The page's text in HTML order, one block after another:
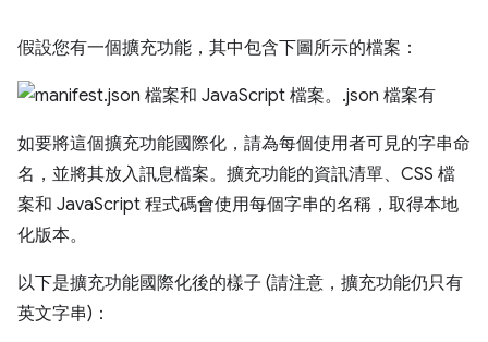
假設您有一個擴充功能，其中包含下圖所示的檔案：
如要將這個擴充功能國際化，請為每個使用者可見的字串命
名，並將其放入訊息檔案。擴充功能的資訊清單、CSS 檔
案和 JavaScript 程式碼會使用每個字串的名稱，取得本地
化版本。
以下是擴充功能國際化後的樣子 (請注意，擴充功能仍只有
英文字串)：